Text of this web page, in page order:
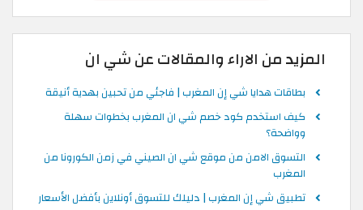
المزيد من الاراء والمقالات عن شي ان
بطاقات هدايا شي إن المغرب | فاجئي من تحبين بهدية أنيقة
كيف استخدم كود خصم شي ان المغرب بخطوات سهلة
وواضحة؟
التسوق الامن من موقع شي ان الصيني في زمن الكورونا من
المغرب
تطبيق شي إن المغرب | دليلك للتسوق أونلاين بأفضل الأسعار